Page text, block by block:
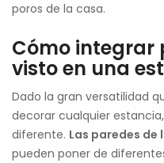
poros de la casa.
Cómo integrar
visto en una
Dado la gran versatilidad
decorar cualquier
diferente. Las paredes de
pueden poner de